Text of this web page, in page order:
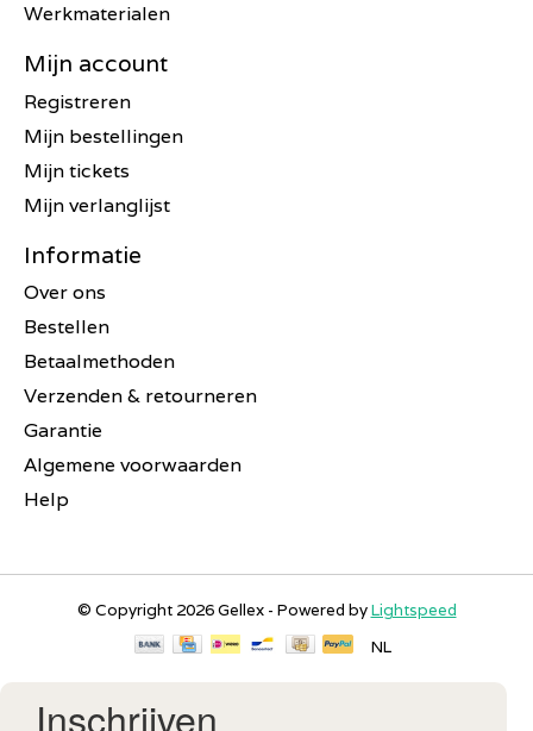
Werkmaterialen
Mijn account
Registreren
Mijn bestellingen
Mijn tickets
Mijn verlanglijst
Informatie
Over ons
Bestellen
Betaalmethoden
Verzenden & retourneren
Garantie
Algemene voorwaarden
Help
© Copyright 2026 Gellex - Powered byLightspeed
NL
Inschrijven